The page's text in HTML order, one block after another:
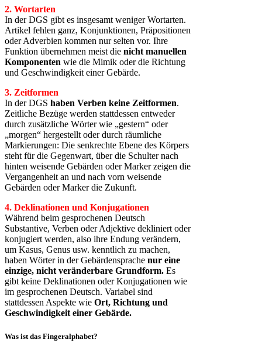
2. Wortarten
In der DGS gibt es insgesamt weniger Wortarten.
Artikel fehlen ganz, Konjunktionen, Präpositionen
oder Adverbien kommen nur selten vor. Ihre
Funktion übernehmen meist die nicht manuellen
Komponenten wie die Mimik oder die Richtung
und Geschwindigkeit einer Gebärde.
3. Zeitformen
In der DGS haben Verben keine Zeitformen.
Zeitliche Bezüge werden stattdessen entweder
durch zusätzliche Wörter wie „gestern“ oder
„morgen“ hergestellt oder durch räumliche
Markierungen: Die senkrechte Ebene des Körpers
steht für die Gegenwart, über die Schulter nach
hinten weisende Gebärden oder Marker zeigen die
Vergangenheit an und nach vorn weisende
Gebärden oder Marker die Zukunft.
4. Deklinationen und Konjugationen
Während beim gesprochenen Deutsch
Substantive, Verben oder Adjektive dekliniert oder
konjugiert werden, also ihre Endung verändern,
um Kasus, Genus usw. kenntlich zu machen,
haben Wörter in der Gebärdensprache nur eine
einzige, nicht veränderbare Grundform. Es
gibt keine Deklinationen oder Konjugationen wie
im gesprochenen Deutsch. Variabel sind
stattdessen Aspekte wie Ort, Richtung und
Geschwindigkeit einer Gebärde.
Was ist das Fingeralphabet?